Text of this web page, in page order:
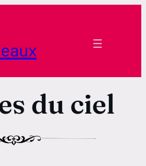
du ciel